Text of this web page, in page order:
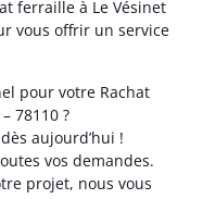
ferraille à Le Vésinet
vous offrir un service
pour votre Rachat
78110 ?
aujourd’hui !
vos demandes.
projet, nous vous